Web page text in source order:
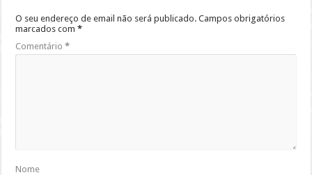
O seu endereço de email não será publicado. Campos obrigatórios
marcados com*
Comentário*
Nome